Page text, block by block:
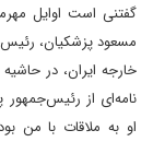
گفتنی است اوایل
مسعود پزشکیان،
خارجه ایران، در
نامه‌ای از رئیس‌جمهور
او به ملاقات با من